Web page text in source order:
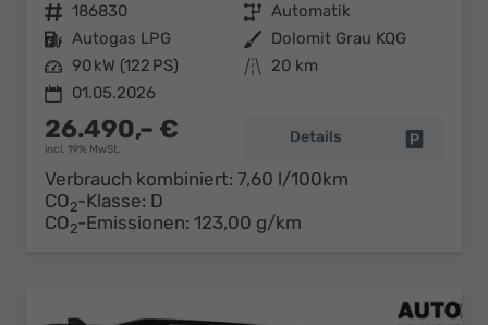
Fahrzeugnr. 186830 Getriebe Automatik
Kraftstoff Autogas LPG Außenfarbe Dolomit Grau KQG
Leistung 90 kW (122 PS) Kilometerstand
20 km
01.05.2026
26.490,– €
incl. 19% MwSt.
Details
Verbrauch kombiniert: 7,60 l/100km
CO2-Klasse: D
CO2-Emissionen: 123,00 g/km